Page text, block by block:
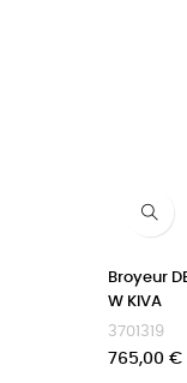
Broyeur
W KIVA
3701319
Prix
765,00 €